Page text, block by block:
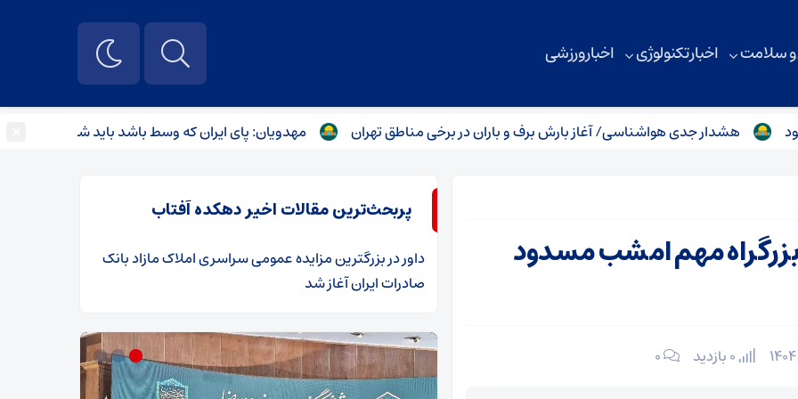
و سلامت اخبار تکنولوژی اخبار ورزشی
هشدار جدی هواشناسی/ آغاز بارش برف و باران در برخی مناطق تهران مهدویان: پای ایران که وسط باشد باید شعار بدهیم
مهم امشب مسدود
۰
پربحث‌ترین مقالات اخیر دهکده آفتاب
داوردر​بزرگترین مزایده عمومی سراسری املاک مازاد بانک
صادرات ایران آغاز شد